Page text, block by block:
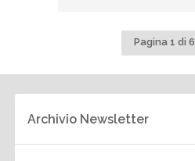
Pagina 1 di 6
Archivio Newsletter